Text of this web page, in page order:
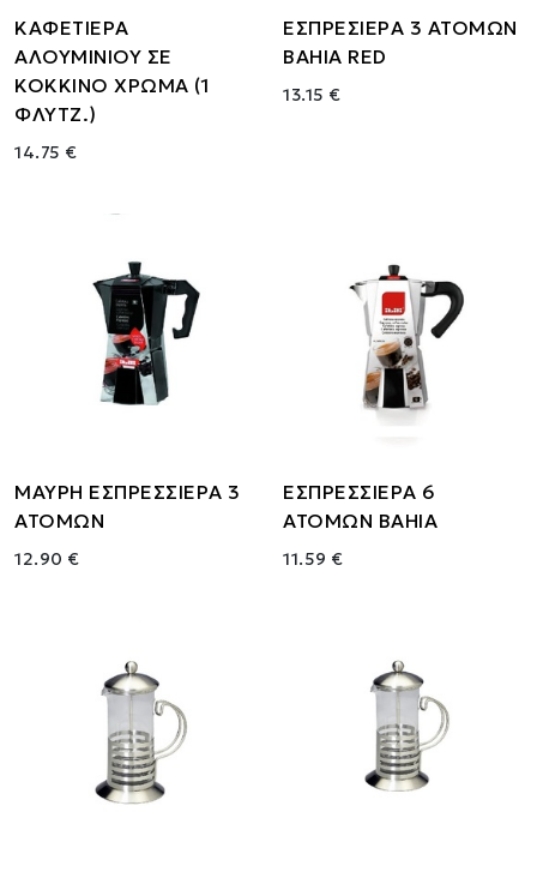
ΚΑΦΕΤΙΕΡΑ
ΑΛΟΥΜΙΝΙΟΥ ΣΕ
ΚΟΚΚΙΝΟ ΧΡΩΜΑ (1
ΦΛΥΤΖ.)
14.75 €
ΕΣΠΡΕΣΙΕΡΑ 3 ΑΤΟΜΩΝ
BAHIA RED
13.15 €
ΜΑΥΡΗ ΕΣΠΡΕΣΣΙΕΡΑ 3
ΑΤΟΜΩΝ
12.90 €
ΕΣΠΡΕΣΣΙΕΡΑ 6
ΑΤΟΜΩΝ BAHIA
11.59 €